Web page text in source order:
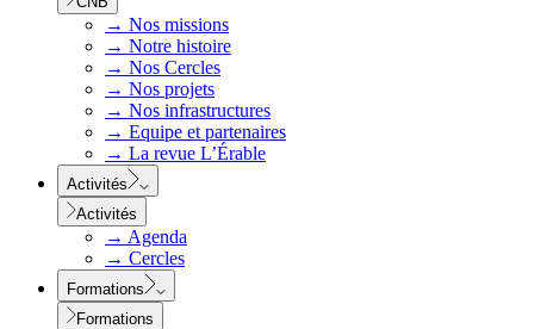
→ Nos missions
→ Notre histoire
→ Nos Cercles
→ Nos projets
→ Nos infrastructures
→ Equipe et partenaires
→ La revue L’Érable
Activités
Activités
→ Agenda
→ Cercles
Formations
Formations